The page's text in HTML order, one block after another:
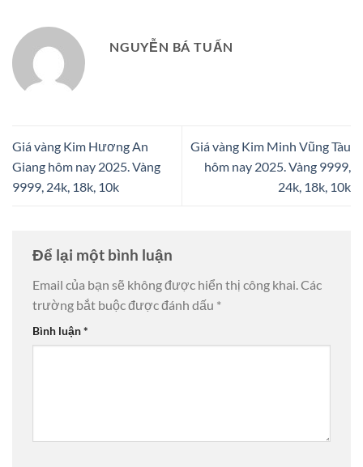
NGUYỄN BÁ TUẤN
Giá vàng Kim Hương An
Giang hôm nay 2025. Vàng
9999, 24k, 18k, 10k
Giá vàng Kim Minh Vũng Tàu
hôm nay 2025. Vàng 9999,
24k, 18k, 10k
Để lại một bình luận
Email của bạn sẽ không được hiển thị công khai.Các
trường bắt buộc được đánh dấu *
Bình luận*